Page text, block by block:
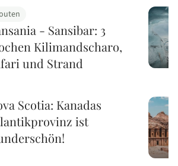
- Sansibar: 3
Kilimandscharo,
und Strand
Scotia: Kanadas
ist